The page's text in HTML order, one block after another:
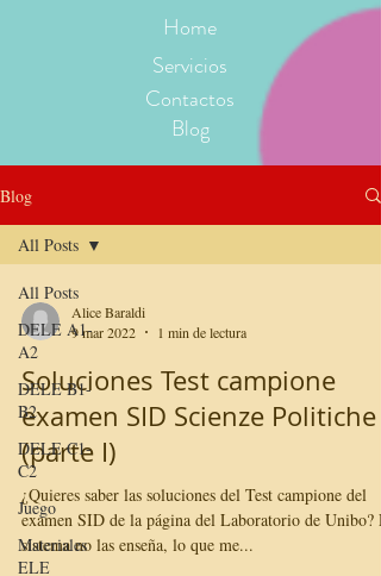
Home
Servicios
Contactos
Blog
Blog
All Posts
DELE A1-
A2
DELE B1-
B2
DELE C1-
C2
Juego
Materiales
ELE
All Posts
Alice Baraldi
9 mar 2022
1 min de lectura
Soluciones Test campione
examen SID Scienze Politiche
(parte I)
¿Quieres saber las soluciones del Test campione del
examen SID de la página del Laboratorio de Unibo?
sistema no las enseña, lo que me...